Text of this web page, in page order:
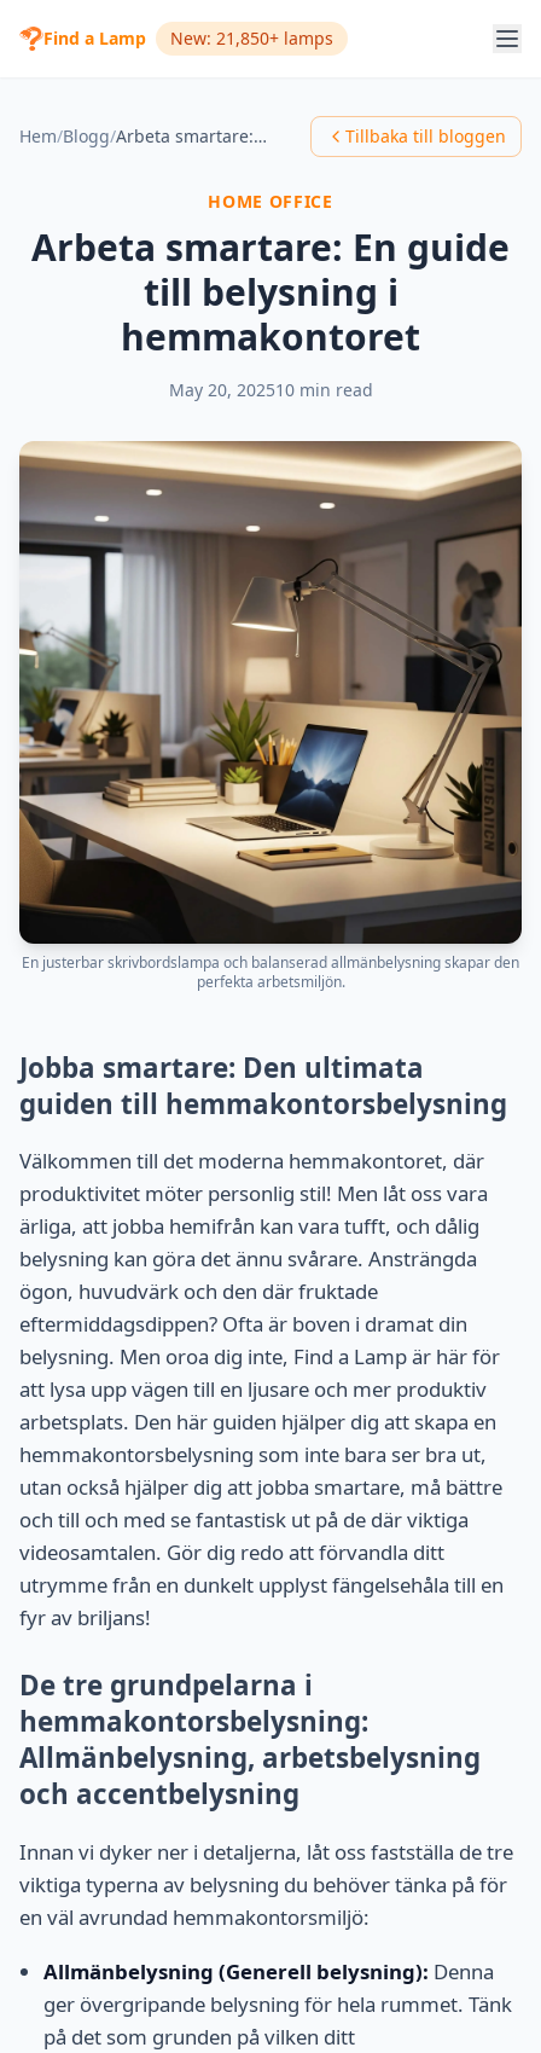
Find a Lamp New: 21,850+ lamps
Hem/Blogg/ Arbeta smartare: En guide till belysning i hemmakontoret Tillbaka till bloggen
HOME OFFICE
Arbeta smartare: En guide
till belysning i
hemmakontoret
May 20, 202510 min read
En justerbar skrivbordslampa och balanserad allmänbelysning skapar den
perfekta arbetsmiljön.
Jobba smartare: Den ultimata
guiden till hemmakontorsbelysning
Välkommen till det moderna hemmakontoret, där
produktivitet möter personlig stil! Men låt oss vara
ärliga, att jobba hemifrån kan vara tufft, och dålig
belysning kan göra det ännu svårare. Ansträngda
ögon, huvudvärk och den där fruktade
eftermiddagsdippen? Ofta är boven i dramat din
belysning. Men oroa dig inte, Find a Lamp är här för
att lysa upp vägen till en ljusare och mer produktiv
arbetsplats. Den här guiden hjälper dig att skapa en
hemmakontorsbelysning som inte bara ser bra ut,
utan också hjälper dig att jobba smartare, må bättre
och till och med se fantastisk ut på de där viktiga
videosamtalen. Gör dig redo att förvandla ditt
utrymme från en dunkelt upplyst fängelsehåla till en
fyr av briljans!
De tre grundpelarna i
hemmakontorsbelysning:
Allmänbelysning, arbetsbelysning
och accentbelysning
Innan vi dyker ner i detaljerna, låt oss fastställa de tre
viktiga typerna av belysning du behöver tänka på för
en väl avrundad hemmakontorsmiljö:
Allmänbelysning (Generell belysning): Denna
ger övergripande belysning för hela rummet. Tänk
på det som grunden på vilken ditt